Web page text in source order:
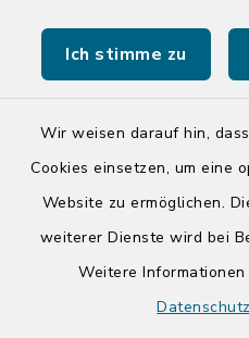
Ich stimme zu
Wir weisen darauf hin,
Cookies einsetzen, um eine
Website zu ermöglichen.
weiterer Dienste wird bei
Weitere
Tourist-Info der